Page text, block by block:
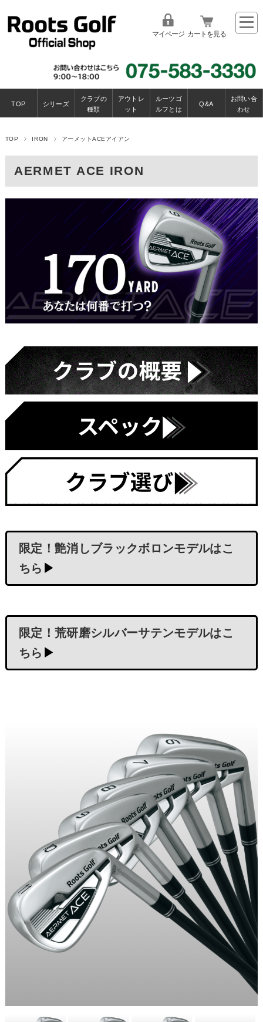
マイページ カートを見る
TOP シリーズ
クラブの
種類
アウトレ
ット
ルーツゴ
ルフとは
Q&A
お問い合
わせ
TOP IRON アーメットACEアイアン
AERMET ACE IRON
限定！艶消しブラックボロンモデルはこ
ちら ▶
限定！荒研磨シルバーサテンモデルはこ
ちら ▶